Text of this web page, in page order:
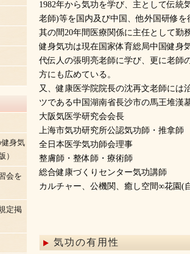
1982年から気功を学び、主として伝
老師)等を国内及び中国、他外国研修を
其の間20年間医療関係に主任として勤
健身気功は現在国家体育総局中国健身
代伝人の張明亮老師に学び、更に老師
方にも広めている。
又、健康医学院院長の沈再文老師には
ツである中国湖南省長沙市の馬王堆漢
大阪気医学研究会会長
上海市気功研究所公認気功師・推拿師
全日本医学気功師会理事
整膚師・整体師・療術師
総合健康づくりセンター気功講師
カルチャー、公機関、癒し空間∞花園(
気功の有用性
身気
）
会を
定掲